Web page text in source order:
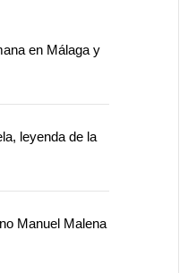
en Málaga y
leyenda de la
Manuel Malena